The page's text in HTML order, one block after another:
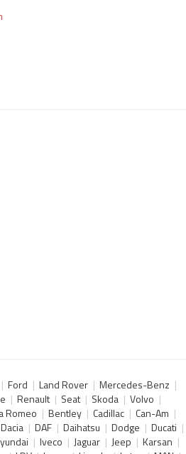
Ford Land Rover
Mercedes-Benz
Renault Seat Skoda
Volvo
Romeo Bentley Cadillac
Can-Am
Dacia DAF Daihatsu Dodge
Ducati
Iveco Jaguar Jeep
Karsan